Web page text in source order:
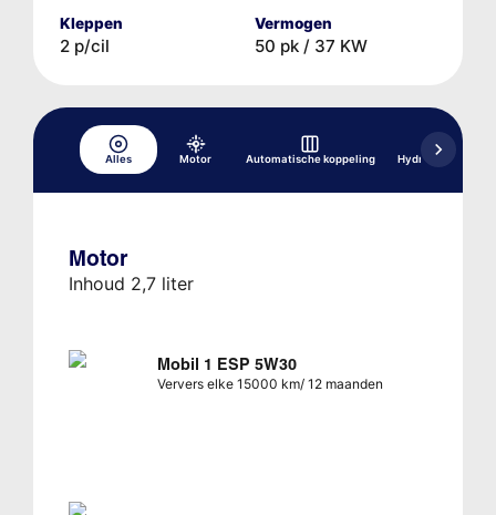
Kleppen
2 p/cil
Vermogen
50 pk / 37 KW
Alles Motor Automatische koppeling Hydraulisch
Motor
Inhoud 2,7 liter
Mobil 1 ESP 5W30
Ververs elke 15000 km/ 12 maanden